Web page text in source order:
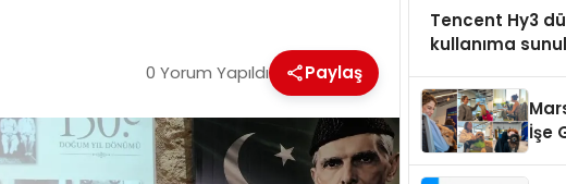
0 Yorum Yapıldı Paylaş
Tencent Hy3
kullanıma
İşe